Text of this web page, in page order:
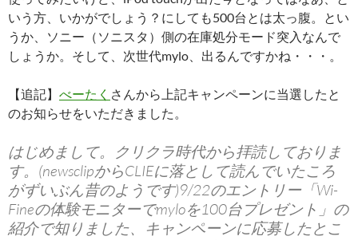
いう方、いかがでしょう？にしても500台とは太っ腹。とい
うか、ソニー（ソニスタ）側の在庫処分モード突入なんで
しょうか。そして、次世代mylo、出るんですかね・・・。
【追記】 べーたく さんから上記キャンペーンに当選したと
のお知らせをいただきました。
はじめまして。クリクラ時代から拝読しておりま
す。(newsclipからCLIEに落として読んでいたころ
がずいぶん昔のようです)9/22のエントリー「Wi-
Fineの体験モニターでmyloを100台プレゼント」の
紹介で知りました、キャンペーンに応募したとこ